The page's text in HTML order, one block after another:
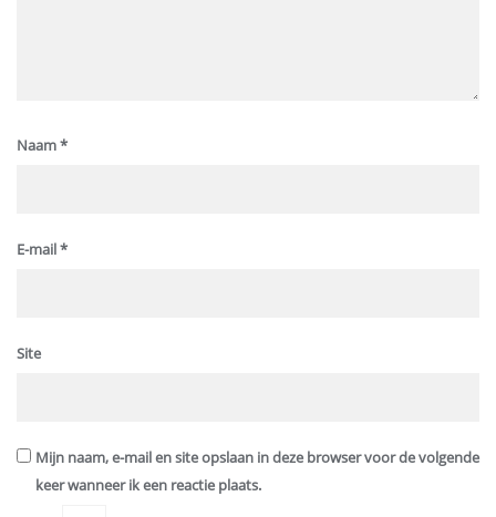
Naam*
E-mail*
Site
Mijn naam, e-mail en site opslaan in deze browser voor de volgende
keer wanneer ik een reactie plaats.